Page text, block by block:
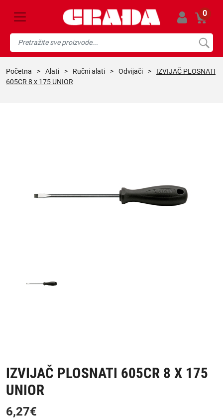
0
početna > alati > ručni alati > odvijači >
IZVIJAČ PLOSNATI
605CR 8 x 175 UNIOR
IZVIJAČ PLOSNATI 605CR 8 X 175
UNIOR
6,27€